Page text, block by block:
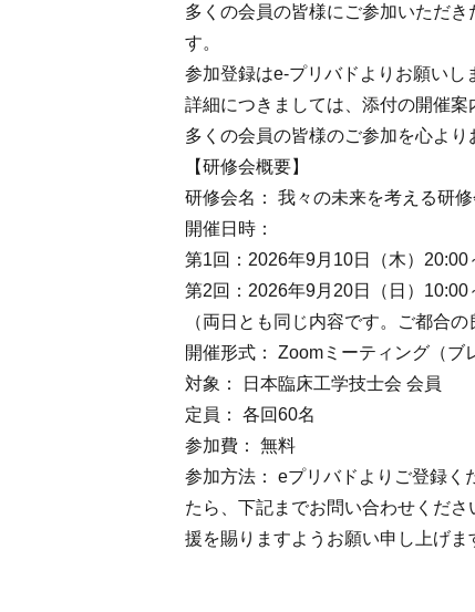
多くの会員の皆様にご参加いただ
す。
参加登録はe-プリバドよりお願いし
詳細につきましては、添付の開催案
多くの会員の皆様のご参加を心より
【研修会概要】
研修会名： 我々の未来を考える研
開催日時：
第1回：2026年9月10日（木）20:00
第2回：2026年9月20日（日）10:00
（両日とも同じ内容です。ご都合
開催形式： Zoomミーティング（ブ
対象： 日本臨床工学技士会 会員
定員： 各回60名
参加費： 無料
参加方法： eプリバドよりご登録く
たら、下記までお問い合わせくだ
援を賜りますようお願い申し上げま